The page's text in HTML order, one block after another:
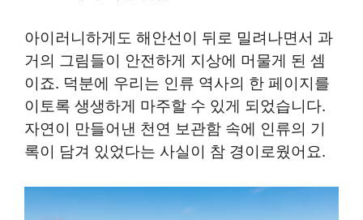
아이러니하게도 해안선이 뒤로 밀려나면서 과
거의 그림들이 안전하게 지상에 머물게 된 셈
이죠. 덕분에 우리는 인류 역사의 한 페이지를
이토록 생생하게 마주할 수 있게 되었습니다.
자연이 만들어낸 천연 보관함 속에 인류의 기
록이 담겨 있었다는 사실이 참 경이로웠어요.